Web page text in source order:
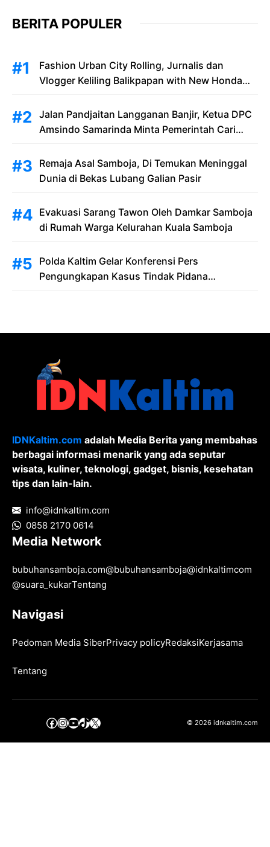
BERITA POPULER
Fashion Urban City Rolling, Jurnalis dan
Vlogger Keliling Balikpapan with New Honda
Jalan Pandjaitan Langganan Banjir, Ketua DPC
Amsindo Samarinda Minta Pemerintah Cari
Masyarakat Terjebak Banjir
Remaja Asal Samboja, Di Temukan Meninggal
Dunia di Bekas Lubang Galian Pasir
Evakuasi Sarang Tawon Oleh Damkar Samboja
di Rumah Warga Kelurahan Kuala Samboja
Polda Kaltim Gelar Konferensi Pers
Pengungkapan Kasus Tindak Pidana
IDNKaltim.com adalah Media Berita yang membahas
berbagai informasi menarik yang ada seputar
wisata, kuliner, teknologi, gadget, bisnis, kesehatan
tips dan lain-lain.
info@idnkaltim.com
0858 2170 0614
Media Network
bubuhansamboja.com@bubuhansamboja@idnkaltimcom
@suara_kukarTentang
Navigasi
Pedoman Media SiberPrivacy policyRedaksiKerjasama
Tentang
Facebook
Instagram
YouTube
TikTok
X © 2026 idnkaltim.com